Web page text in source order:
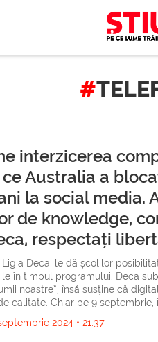
interzicerea
Australia a
la social media.
de knowledge,
respectați
Ligia Deca, le dă școlilor
în timpul programului. Deca
noastre”, însă susține că
calitate. Chiar pe 9 septembrie,
2024 • 21:37